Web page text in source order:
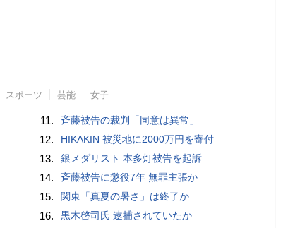
スポーツ 芸能 女子
11. 斉藤被告の裁判「同意は異常」
12. HIKAKIN 被災地に2000万円を寄付
13. 銀メダリスト 本多灯被告を起訴
14. 斉藤被告に懲役7年 無罪主張か
15. 関東「真夏の暑さ」は終了か
16. 黒木啓司氏 逮捕されていたか